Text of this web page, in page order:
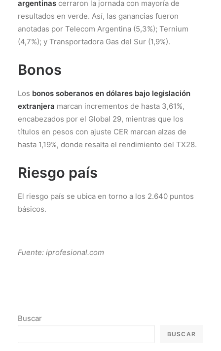
argentinas cerraron la jornada con mayoría de
resultados en verde. Así, las ganancias fueron
anotadas por Telecom Argentina (5,3%); Ternium
(4,7%); y Transportadora Gas del Sur (1,9%).
Bonos
Los bonos soberanos en dólares bajo legislación
extranjera marcan incrementos de hasta 3,61%,
encabezados por el Global 29, mientras que los
títulos en pesos con ajuste CER marcan alzas de
hasta 1,19%, donde resalta el rendimiento del TX28.
Riesgo país
El riesgo país se ubica en torno a los 2.640 puntos
básicos.
Fuente: iprofesional.com
Buscar
BUSCAR